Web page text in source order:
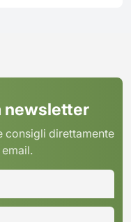
newsletter
consigli direttamente